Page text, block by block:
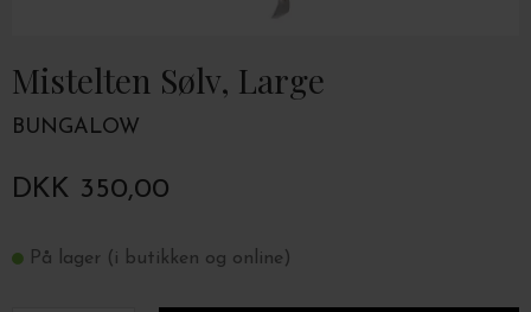
Mistelten Sølv, Large
BUNGALOW
DKK 350,00
På lager (i butikken og online)